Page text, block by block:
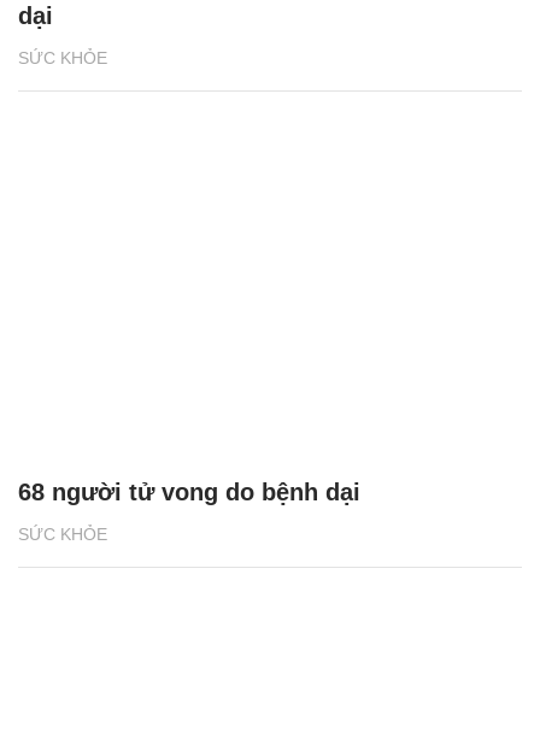
SỨC KHỎE
dại
SỨC KHỎE
68 người tử vong do bệnh dại